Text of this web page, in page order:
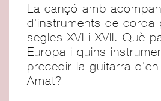
La cançó amb
d'instruments de corda
segles XVI i XVII. Què
Europa i quins
precedir la guitarra
Amat?